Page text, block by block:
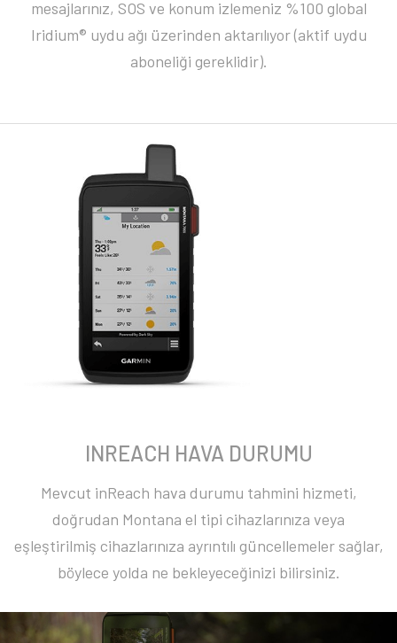
mesajlarınız, SOS ve konum izlemeniz %100 global
Iridium® uydu ağı üzerinden aktarılıyor (aktif uydu
aboneliği gereklidir).
INREACH HAVA DURUMU
Mevcut inReach hava durumu tahmini hizmeti,
doğrudan Montana el tipi cihazlarınıza veya
eşleştirilmiş cihazlarınıza ayrıntılı güncellemeler sağlar,
böylece yolda ne bekleyeceğinizi bilirsiniz.